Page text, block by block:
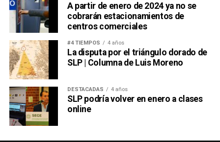
A partir de enero de 2024 ya no se
cobrarán estacionamientos de
centros comerciales
#4 TIEMPOS 4 años
La disputa por el triángulo dorado de
SLP | Columna de Luis Moreno
DESTACADAS 4 años
SLP podría volver en enero a clases
online